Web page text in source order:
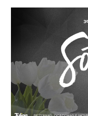
01:41